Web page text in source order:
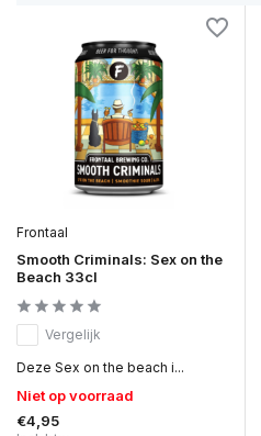
Frontaal
Smooth Criminals: Sex on the
Beach 33cl
Vergelijk
Deze Sex on the beach i...
Niet op voorraad
€4,95